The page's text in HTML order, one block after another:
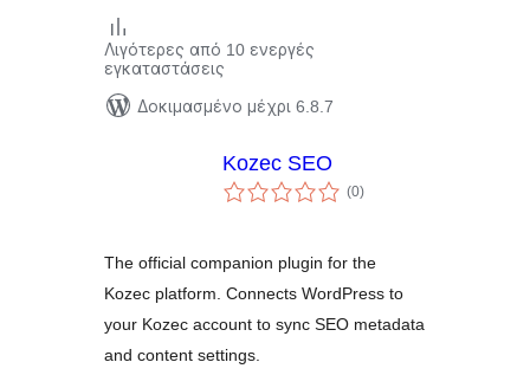
Λιγότερες από 10 ενεργές
εγκαταστάσεις
Δοκιμασμένο μέχρι 6.8.7
Kozec SEO
(0αξιολογήσεις
σύνολο
)
The official companion plugin for the
Kozec platform. Connects WordPress to
your Kozec account to sync SEO metadata
and content settings.